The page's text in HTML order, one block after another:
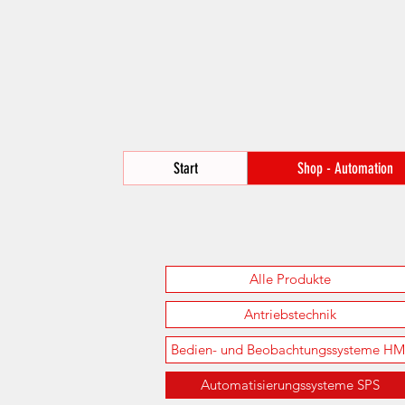
Start Shop - Automation
Antriebstechnik
Bedien- und Beobachtungssysteme
Automatisierungssysteme SPS
Alle Produkte